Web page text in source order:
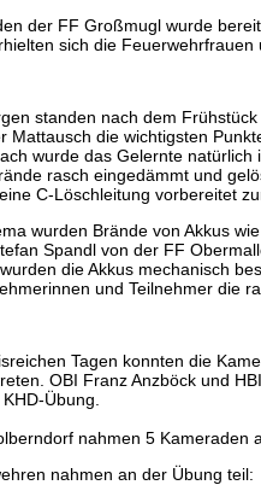
der FF Großmugl wurde
sich die Feuerwehrfrauen
standen nach dem
Mattausch die wichtigsten
wurde das Gelernte
rasch eingedämmt und
C-Löschleitung vorbereitet
wurden Brände von Akkus
Spandl von der FF
die Akkus mechanisch
und Teilnehmer die
Tagen konnten die
OBI Franz Anzböck und
Übung.
nahmen 5 Kameraden
nahmen an der Übung teil: